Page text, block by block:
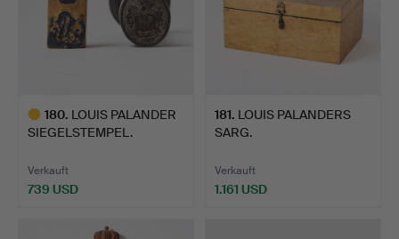
180. LOUIS PALANDER
SIEGELSTEMPEL.
Verkauft
739 USD
181. LOUIS PALANDERS
SARG.
Verkauft
1.161 USD